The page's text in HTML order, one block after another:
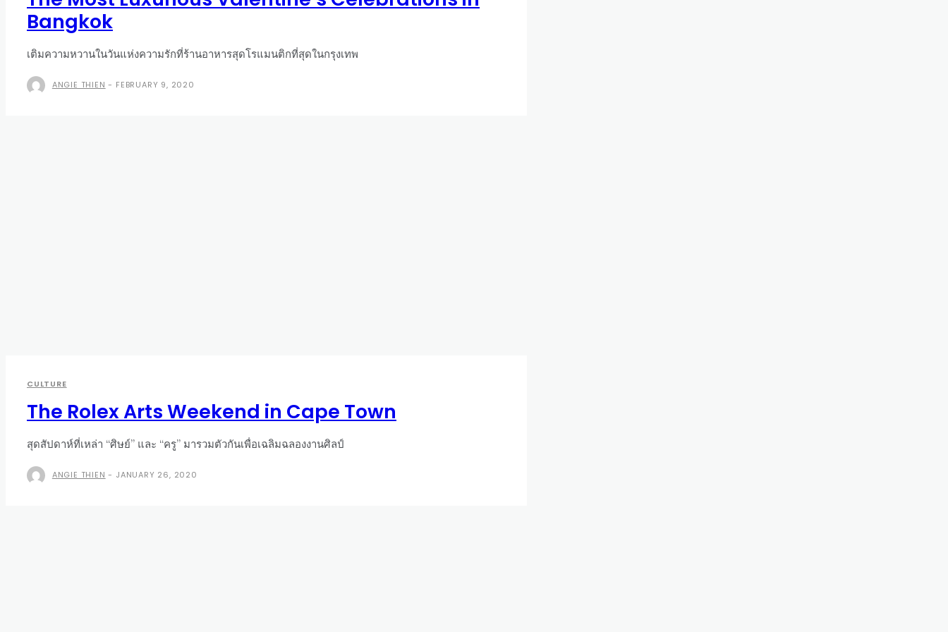
Bangkok
เติมความหวานในวันแห่งความรักที่ร้านอาหารสุดโรแมนติกที่สุดในกรุงเทพ
ANGIE THIEN - FEBRUARY 9, 2020
CULTURE
The Rolex Arts Weekend in Cape Town
สุดสัปดาห์ที่เหล่า “ศิษย์” และ “ครู” มารวมตัวกันเพื่อเฉลิมฉลองงานศิลป์
ANGIE THIEN - JANUARY 26, 2020